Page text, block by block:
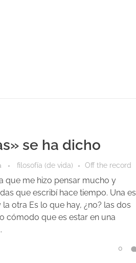
se ha dicho
filosofía (de vida) Off the record
que me hizo pensar mucho y
que escribí hace tiempo. Una es
otra Es lo que hay, ¿no? las dos
cómodo que es estar en una
0